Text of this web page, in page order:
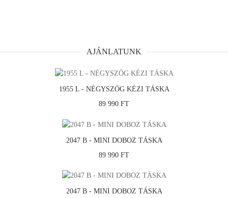
AJÁNLATUNK
1955 L - NÉGYSZÖG KÉZI TÁSKA
89 990 FT
2047 B - MINI DOBOZ TÁSKA
89 990 FT
2047 B - MINI DOBOZ TÁSKA